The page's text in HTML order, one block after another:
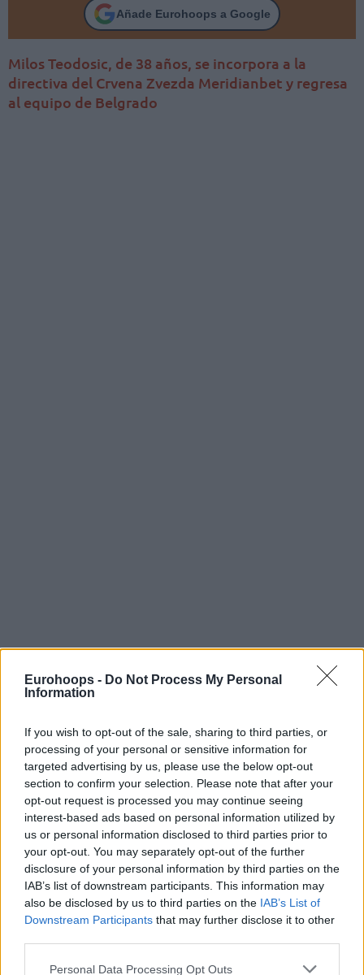
Eurohoops - Do Not Process My Personal
Information
If you wish to opt-out of the sale, sharing to third parties, or
processing of your personal or sensitive information for
targeted advertising by us, please use the below opt-out
section to confirm your selection. Please note that after your
opt-out request is processed you may continue seeing
interest-based ads based on personal information utilized by
us or personal information disclosed to third parties prior to
your opt-out. You may separately opt-out of the further
disclosure of your personal information by third parties on the
IAB’s list of downstream participants. This information may
also be disclosed by us to third parties on the IAB’s List of
Downstream Participants that may further disclose it to other
Please note that this website/app uses one or more Google
Personal Data Processing Opt Outs
Añade Eurohoops a Google
Milos Teodosic, de 38 años, se incorpora a la
directiva del Crvena Zvezda Meridianbet y regresa
al equipo de Belgrado
Por Johnny Askounis/info@eurohoops.net
El legendario base serbio Milos Teodosic está a punto de
regresar alCrvena ZvezdaMeridianbet en un puesto
directivo clave, justo un año después de concluir su brillante
carrera de 21 años como jugador.
Según un informe publicado el martes por el medio
deportivo serbio Meridian Sport, el jugador de 38 años,
oriundo de Valjevo, llegó a un acuerdo con el presidente del
club,Zeljko
Drcelic, para incorporarse al sector deportivo,
con el objetivo de fortalecer al poderoso equipo serbio de
cara a las próximas temporadas.